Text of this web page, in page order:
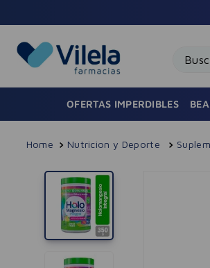
OFERTAS IMPERDIBLES
Nutricion y Deporte